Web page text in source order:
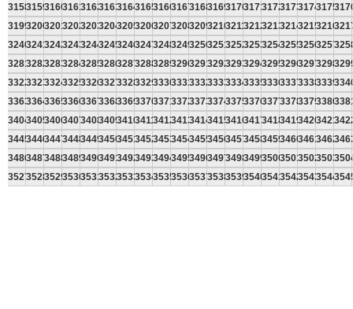
315831593160316131623163316431653166316731683169317031713172317331743175
319932003201320232033204320532063207320832093210321132123213321432153216
324032413242324332443245324632473248324932503251325232533254325532563257
328132823283328432853286328732883289329032913292329332943295329632973298
332233233324332533263327332833293330333133323333333433353336333733383339
336333643365336633673368336933703371337233733374337533763377337833793380
340434053406340734083409341034113412341334143415341634173418341934203421
344534463447344834493450345134523453345434553456345734583459346034613462
348634873488348934903491349234933494349534963497349834993500350135023503
352735283529353035313532353335343535353635373538353935403541354235433544